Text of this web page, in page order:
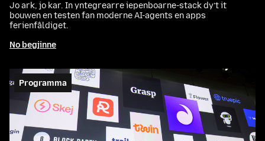
Jo ark, jo kar. In yntegrearre iepenboarne-stack dy’t it
bouwen en testen fan moderne AI-agents en apps
ferienfâldiget.
No begjinne
Programma